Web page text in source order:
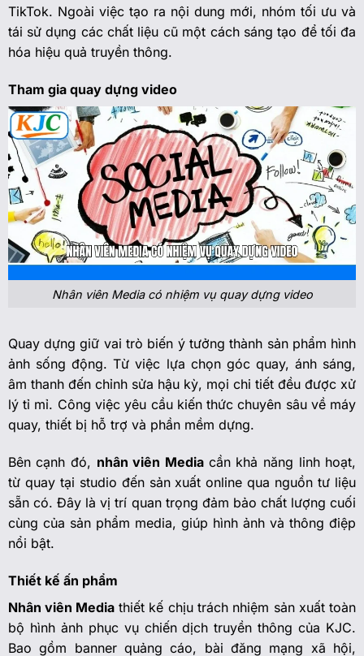
TikTok. Ngoài việc tạo ra nội dung mới, nhóm tối ưu và
tái sử dụng các chất liệu cũ một cách sáng tạo để tối đa
hóa hiệu quả truyền thông.
Tham gia quay dựng video
Nhân viên Media có nhiệm vụ quay dựng video
Quay dựng giữ vai trò biến ý tưởng thành sản phẩm hình
ảnh sống động. Từ việc lựa chọn góc quay, ánh sáng,
âm thanh đến chỉnh sửa hậu kỳ, mọi chi tiết đều được xử
lý tỉ mỉ. Công việc yêu cầu kiến thức chuyên sâu về máy
quay, thiết bị hỗ trợ và phần mềm dựng.
Bên cạnh đó, nhân viên Media cần khả năng linh hoạt,
từ quay tại studio đến sản xuất online qua nguồn tư liệu
sẵn có. Đây là vị trí quan trọng đảm bảo chất lượng cuối
cùng của sản phẩm media, giúp hình ảnh và thông điệp
nổi bật.
Thiết kế ấn phẩm
Nhân viên Media thiết kế chịu trách nhiệm sản xuất toàn
bộ hình ảnh phục vụ chiến dịch truyền thông của KJC.
Bao gồm banner quảng cáo, bài đăng mạng xã hội,